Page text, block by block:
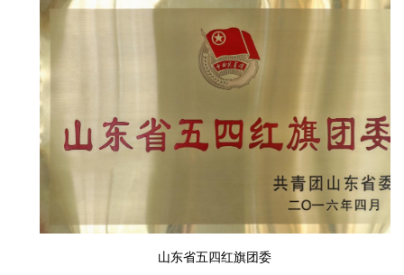
山东省五四红旗团委